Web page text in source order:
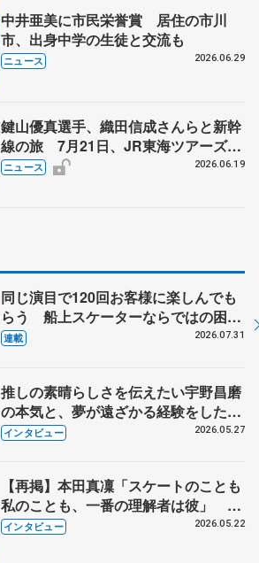
中井亜美に市民栄誉賞 居住の市川
市、出身中学の生徒と交流も
ニュース 2026.06.29
鍵山優真選手、織田信成さんらと新幹
線の旅 7月21日、JR東海ツアーズが
「THE REVUE ON SHINKANSEN」
ニュース 2026.06.19
同じ演目で120回お客様に楽しんでも
らう 船上スケーターならではの困難
とは 影響あったPIW前キャプテン松
連載 2026.07.31
推しの素晴らしさを伝えたい宇野昌磨
の本気と、夢が遠ざかる経験をした本
田真凜の覚悟
インタビュー 2026.05.27
【再掲】本田真凜「スケートのことも
私のことも、一番の理解者は彼」 引
退時の単独インタビューで語った競技
インタビュー 2026.05.22